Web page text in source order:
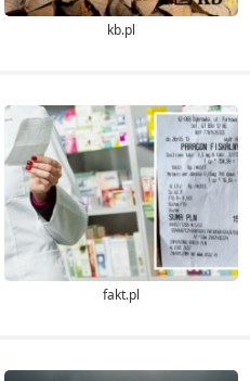
kb.pl
fakt.pl